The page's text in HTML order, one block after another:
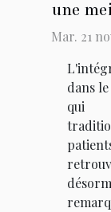
une
Mar. 21
dans
qui